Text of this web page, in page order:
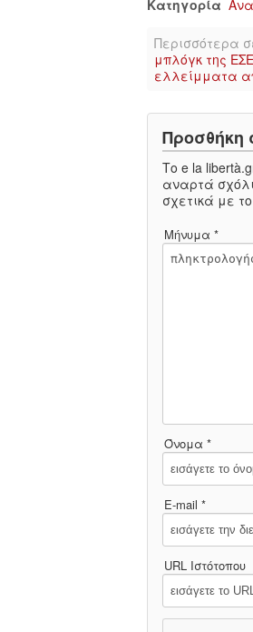
Κατηγορία
Περισσότερα
μπλόγκ της
ελλείμματα
Προσθήκη
Το e la
αναρτά
σχετικά με
Μήνυμα *
Όνομα *
E-mail *
URL Ιστότοπου